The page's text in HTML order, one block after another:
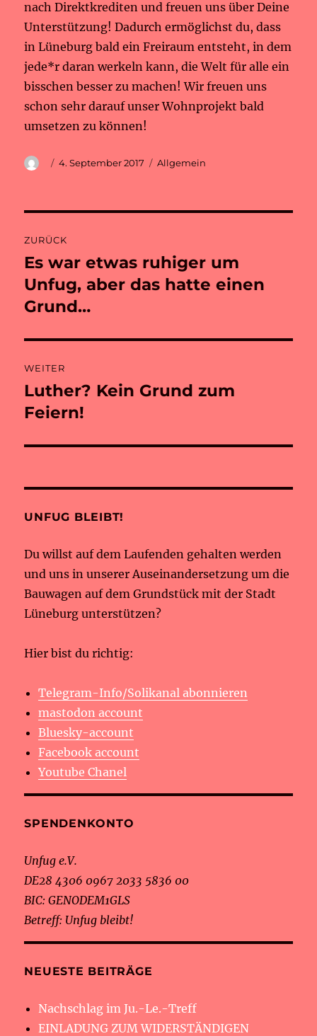
nach Direktkrediten und freuen uns über Deine
Unterstützung! Dadurch ermöglichst du, dass
in Lüneburg bald ein Freiraum entsteht, in dem
jede*r daran werkeln kann, die Welt für alle ein
bisschen besser zu machen! Wir freuen uns
schon sehr darauf unser Wohnprojekt bald
umsetzen zu können!
AutorVeröffentlicht
4. September 2017 Kategorien
Allgemein
ZURÜCK
Vorheriger
Beitrag:
Es war etwas ruhiger um
Unfug, aber das hatte einen
Grund…
WEITER
Nächster
Beitrag:
Luther? Kein Grund zum
Feiern!
UNFUG BLEIBT!
Du willst auf dem Laufenden gehalten werden
und uns in unserer Auseinandersetzung um die
Bauwagen auf dem Grundstück mit der Stadt
Lüneburg unterstützen?
Hier bist du richtig:
Telegram-Info/Solikanal abonnieren
mastodon account
Bluesky-account
Facebook account
Youtube Chanel
SPENDENKONTO
Unfug e.V.
DE28 4306 0967 2033 5836 00
BIC: GENODEM1GLS
Betreff: Unfug bleibt!
NEUESTE BEITRÄGE
Nachschlag im Ju.-Le.-Treff
EINLADUNG ZUM WIDERSTÄNDIGEN